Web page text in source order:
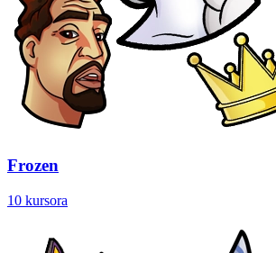
Frozen
10 kursora